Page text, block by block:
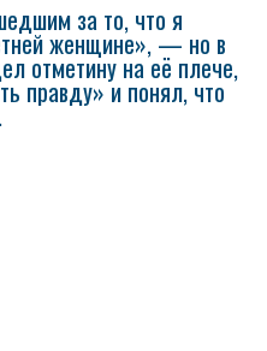
за то, что я
женщине», — но в
отметину на её плече,
правду» и понял, что